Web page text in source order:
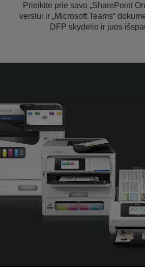
Prieikite prie savo „SharePoint
verslui ir „Microsoft Teams“
DFP skydelio ir juos